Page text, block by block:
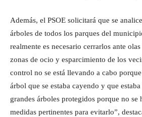
Además, el PSOE solicitará que se
árboles de todos los parques del
realmente es necesario cerrarlos ante
zonas de ocio y esparcimiento de los
control no se está llevando a cabo
árbol que se estaba cayendo y que
grandes árboles protegidos porque no se
medidas pertinentes para evitarlo”,